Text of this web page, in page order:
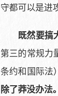
守都可以是进
既然要搞
第三的常规力
条约和国际法
除了莽没办法。